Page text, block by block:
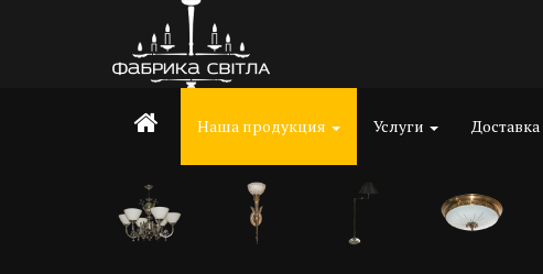
Наша продукция Услуги